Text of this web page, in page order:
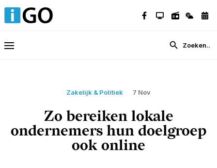
Zakelijk & Politiek 7 Nov
Zo bereiken lokale
ondernemers hun doelgroep
ook online